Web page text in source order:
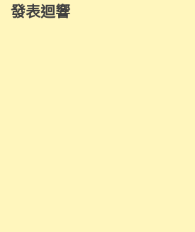
發表迴響